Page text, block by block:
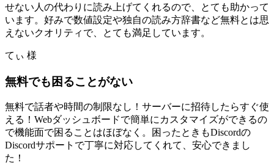
せない人の代わりに読み上げてくれるので、とても助かって
います。好みで数値設定や独自の読み方辞書など無料とは思
えないクオリティで、とても満足しています。
てぃ 様
無料でも困ることがない
無料で話者や時間の制限なし！サーバーに招待したらすぐ使
える！Webダッシュボードで簡単にカスタマイズができるの
で機能面で困ることはほぼなく。困ったときもDiscordの
Discordサポートで丁寧に対応してくれて、安心できまし
た！